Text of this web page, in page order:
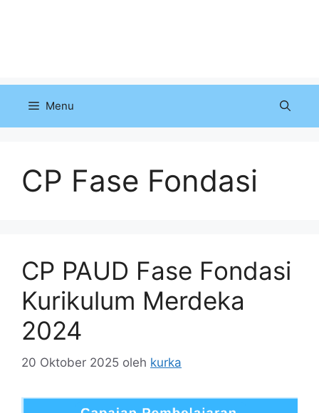
Menu
CP Fase Fondasi
CP PAUD Fase Fondasi
Kurikulum Merdeka
2024
20 Oktober 2025 oleh kurka